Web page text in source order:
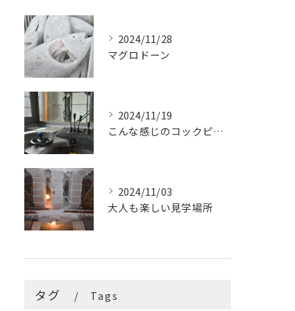
2024/11/28
マグロドーン
2024/11/19
こんな感じのコックピットはたまらないです
2024/11/03
大人も楽しい見学場所
タグ Tags